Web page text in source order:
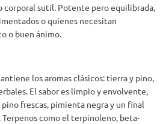
corporal sutil. Potente pero equilibrada,
o quienes necesitan
o buen ánimo.
los aromas clásicos: tierra y pino,
El sabor es limpio y envolvente,
frescas, pimienta negra y un final
como el terpinoleno, beta-